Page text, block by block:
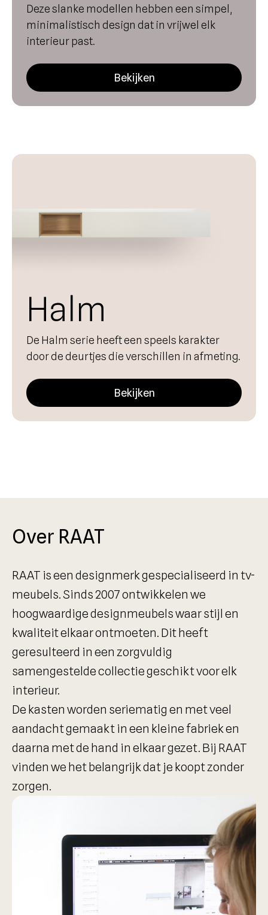
Deze slanke modellen hebben een simpel,
minimalistisch design dat in vrijwel elk
interieur past.
Bekijken
Halm
De Halm serie heeft een speels karakter
door de deurtjes die verschillen in afmeting.
Bekijken
Over RAAT
RAAT is een designmerk gespecialiseerd in tv-
meubels. Sinds 2007 ontwikkelen we
hoogwaardige designmeubels waar stijl en
kwaliteit elkaar ontmoeten. Dit heeft
geresulteerd in een zorgvuldig
samengestelde collectie geschikt voor elk
interieur.
De kasten worden seriematig en met veel
aandacht gemaakt in een kleine fabriek en
daarna met de hand in elkaar gezet. Bij RAAT
vinden we het belangrijk dat je koopt zonder
zorgen.